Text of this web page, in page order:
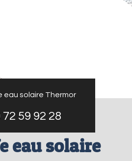
eau solaire Thermor
72 59 92 28
eau solaire